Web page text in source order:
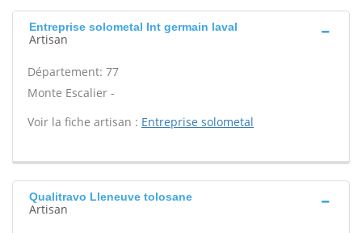
Entreprise solometal Int germain laval
Artisan
Département: 77
Monte Escalier -
Voir la fiche artisan : Entreprise solometal
Qualitravo Lleneuve tolosane
Artisan